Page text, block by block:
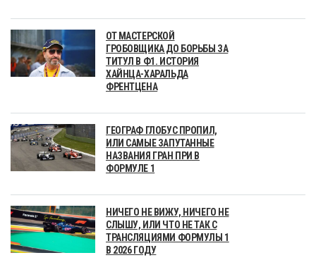
ОТ МАСТЕРСКОЙ
ГРОБОВЩИКА ДО БОРЬБЫ ЗА
ТИТУЛ В Ф1. ИСТОРИЯ
ХАЙНЦА-ХАРАЛЬДА
ФРЕНТЦЕНА
ГЕОГРАФ ГЛОБУС ПРОПИЛ,
ИЛИ САМЫЕ ЗАПУТАННЫЕ
НАЗВАНИЯ ГРАН ПРИ В
ФОРМУЛЕ 1
НИЧЕГО НЕ ВИЖУ, НИЧЕГО НЕ
СЛЫШУ, ИЛИ ЧТО НЕ ТАК С
ТРАНСЛЯЦИЯМИ ФОРМУЛЫ 1
В 2026 ГОДУ